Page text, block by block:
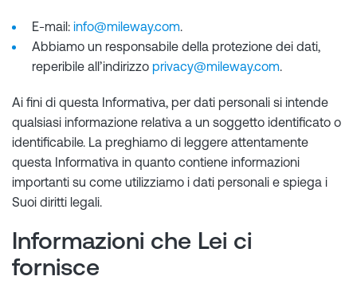
E-mail: info@mileway.com.
Abbiamo un responsabile della protezione dei dati,
reperibile all’indirizzo privacy@mileway.com.
Ai fini di questa Informativa, per dati personali si intende
qualsiasi informazione relativa a un soggetto identificato o
identificabile. La preghiamo di leggere attentamente
questa Informativa in quanto contiene informazioni
importanti su come utilizziamo i dati personali e spiega i
Suoi diritti legali.
Informazioni che Lei ci
fornisce